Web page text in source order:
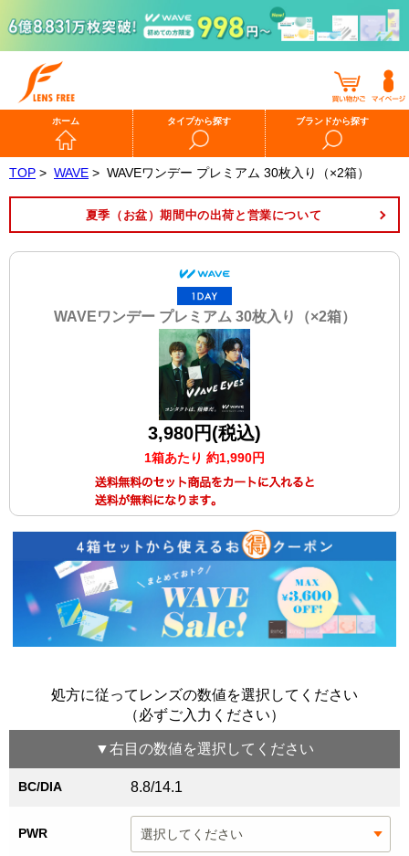
ホーム タイプから探す ブランドから探す
TOP > WAVE > WAVEワンデー プレミアム 30枚入り（×2箱）
夏季（お盆）期間中の出荷と営業について
WAVEワンデー プレミアム 30枚入り（×2箱）
3,980円(税込)
1箱あたり 約1,990円
処方に従ってレンズの数値を選択してください
（必ずご入力ください）
▼右目 の数値を選択してください
BC/DIA 8.8/14.1
PWR